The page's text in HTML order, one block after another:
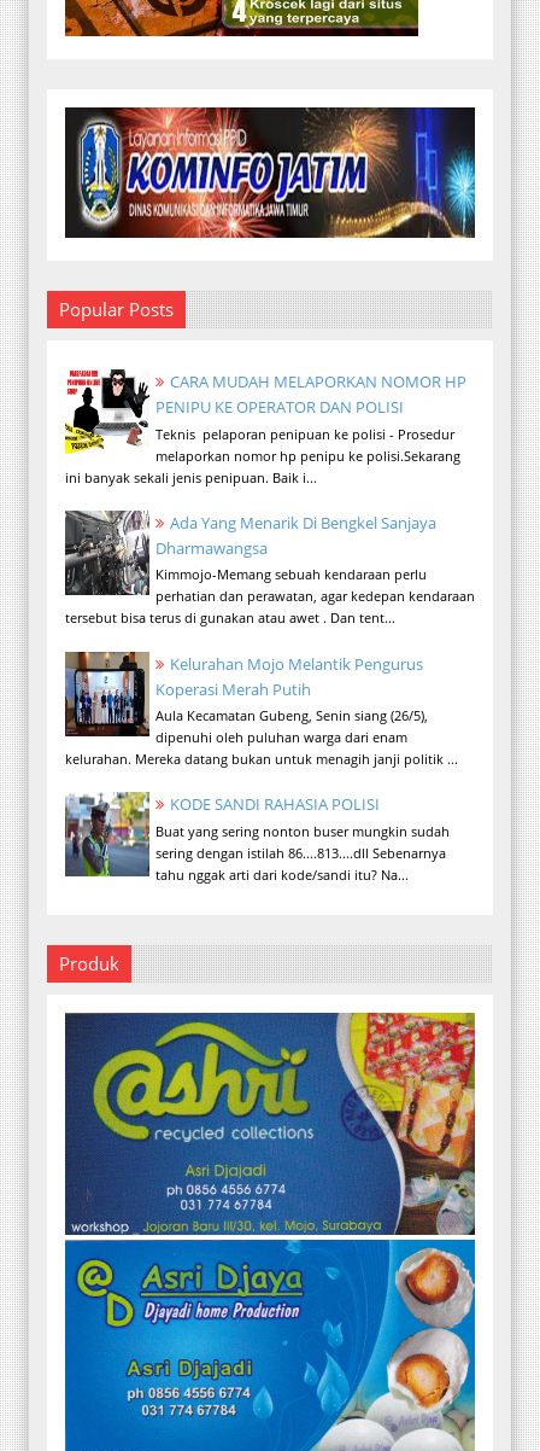
Popular Posts
CARA MUDAH MELAPORKAN NOMOR HP
PENIPU KE OPERATOR DAN POLISI
Teknis pelaporan penipuan ke polisi - Prosedur
melaporkan nomor hp penipu ke polisi.Sekarang
ini banyak sekali jenis penipuan. Baik i...
Ada Yang Menarik Di Bengkel Sanjaya
Dharmawangsa
Kimmojo-Memang sebuah kendaraan perlu
perhatian dan perawatan, agar kedepan kendaraan
tersebut bisa terus di gunakan atau awet . Dan tent...
Kelurahan Mojo Melantik Pengurus
Koperasi Merah Putih
Aula Kecamatan Gubeng, Senin siang (26/5),
dipenuhi oleh puluhan warga dari enam
kelurahan. Mereka datang bukan untuk menagih janji politik ...
KODE SANDI RAHASIA POLISI
Buat yang sering nonton buser mungkin sudah
sering dengan istilah 86....813....dll Sebenarnya
tahu nggak arti dari kode/sandi itu? Na...
Produk